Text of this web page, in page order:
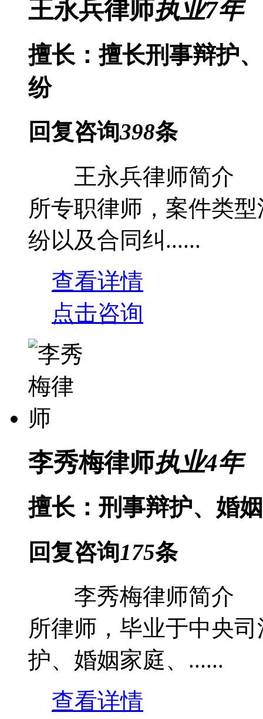
王永兵律师执业7年
擅长：擅长刑事辩护
纷
回复咨询398条
王永兵律师简介
所专职律师，案件类
纷以及合同纠......
查看详情
点击咨询
李秀梅律师执业4年
擅长：刑事辩护、婚
回复咨询175条
李秀梅律师简介
所律师，毕业于中央
护、婚姻家庭、......
查看详情